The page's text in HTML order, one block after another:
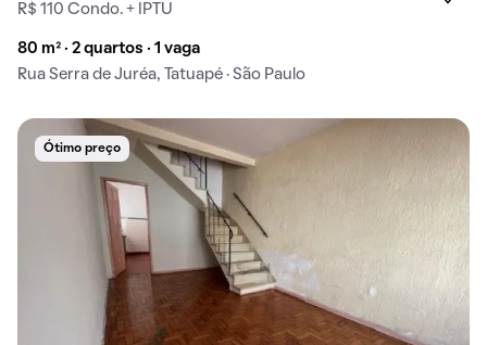
R$ 110 Condo. + IPTU
80 m² · 2 quartos · 1 vaga
Rua Serra de Juréa, Tatuapé · São Paulo
Ótimo preço